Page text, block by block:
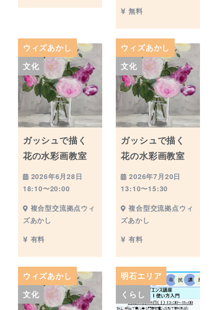
無料
ウィズあかし
文化
ガッシュで描く
花の水彩画教室
2026年6月28日
18:10〜20:00
複合型交流拠点ウィ
ズあかし
有料
ウィズあかし
文化
ガッシュで描く
花の水彩画教室
2026年7月20日
13:10〜15:30
複合型交流拠点ウィ
ズあかし
有料
ウィズあかし
文化
明石エリア
くらし